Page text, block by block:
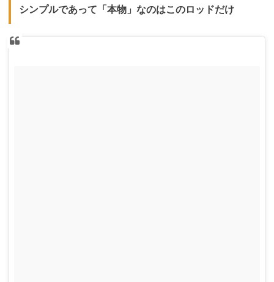
シンプルであって「本物」なのはこのロッドだけ